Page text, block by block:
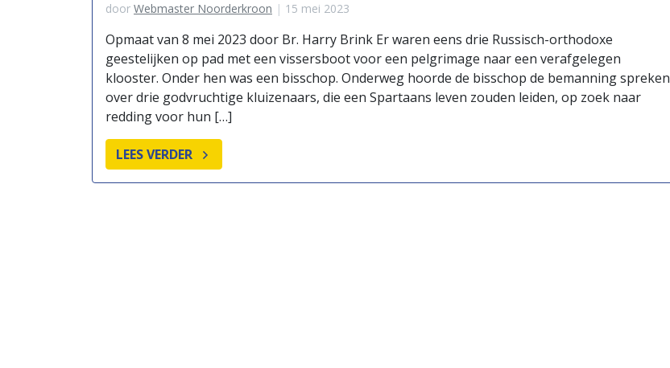
door Webmaster Noorderkroon 15 mei 2023
Opmaat van 8 mei 2023 door Br. Harry Brink Er waren eens drie Russisch-orthodoxe
geestelijken op pad met een vissersboot voor een pelgrimage naar een verafgelegen
klooster. Onder hen was een bisschop. Onderweg hoorde de bisschop de bemanning spreken
over drie godvruchtige kluizenaars, die een Spartaans leven zouden leiden, op zoek naar
redding voor hun […]
LEES VERDER